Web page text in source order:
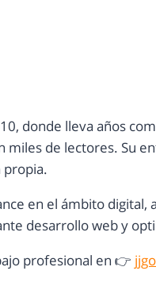
donde lleva años
miles de lectores. Su
propia.
en el ámbito digital,
desarrollo web y
profesional en 👉